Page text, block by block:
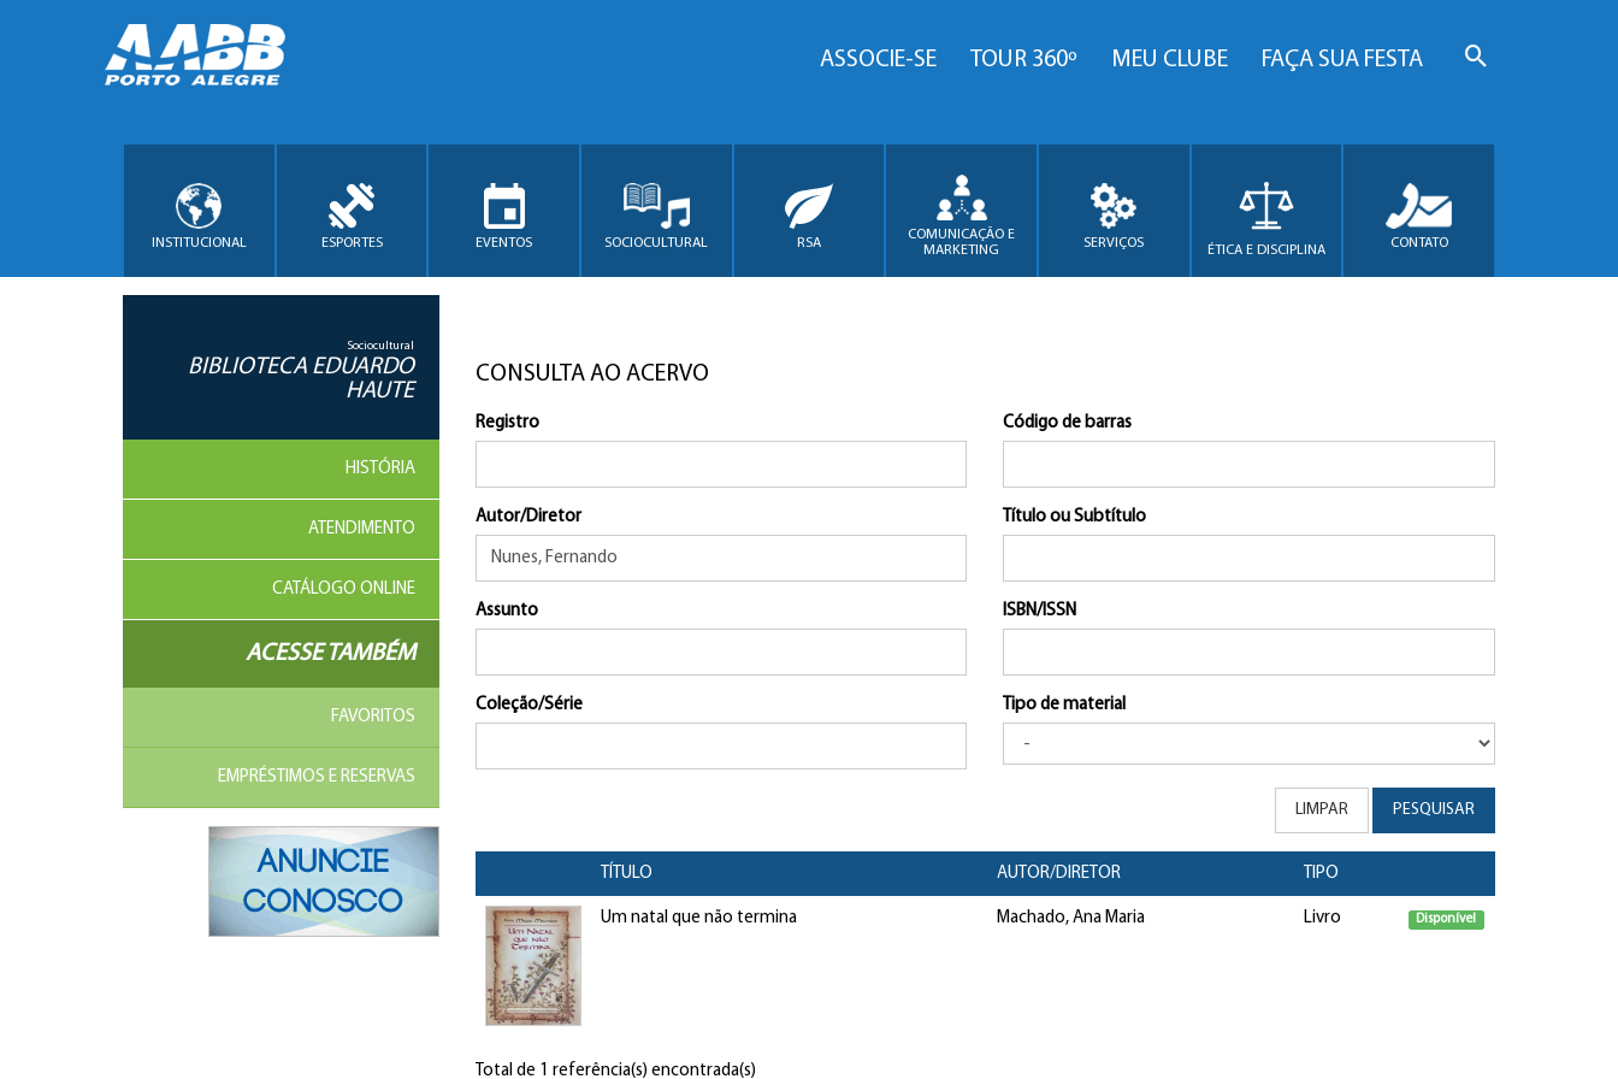
ASSOCIE-SE TOUR 360º MEU CLUBE FAÇA SUA FESTA
INSTITUCIONAL ESPORTES EVENTOS SOCIOCULTURAL RSA
COMUNICAÇÃO E
MARKETING
SERVIÇOS ÉTICA E DISCIPLINA CONTATO
Sociocultural
BIBLIOTECA EDUARDO
HAUTE
HISTÓRIA
ATENDIMENTO
CATÁLOGO ONLINE
ACESSE TAMBÉM
FAVORITOS
EMPRÉSTIMOS E RESERVAS
CONSULTA AO ACERVO
Registro Código de barras
Autor/Diretor Título ou Subtítulo
Assunto ISBN/ISSN
Coleção/Série Tipo de material
LIMPAR PESQUISAR
TÍTULO AUTOR/DIRETOR TIPO
Um natal que não termina Machado, Ana Maria Livro Disponível
Total de 1 referência(s) encontrada(s)